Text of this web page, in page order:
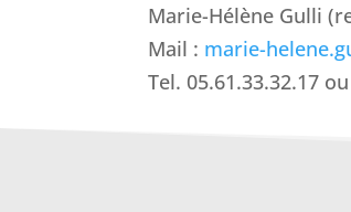
Marie-Hélène Gulli
Mail : marie-
Tel. 05.61.33.32.17